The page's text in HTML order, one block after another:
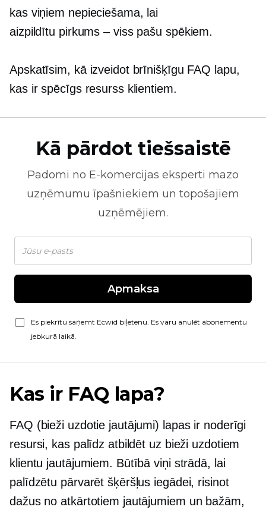
kas viņiem nepieciešama, lai
aizpildītu pirkums – visspašu spēkiem.
Apskatīsim, kā izveidot brīnišķīgu FAQ lapu,
kas ir spēcīgs resurss klientiem.
Kā pārdot tiešsaistē
Padomi no E-komercijas eksperti mazo
uzņēmumu īpašniekiem un topošajiem
uzņēmējiem.
Apmaksa
Es piekrītu saņemt Ecwid biļetenu. Es varu anulēt abonementu
jebkurā laikā.
Kas ir FAQ lapa?
FAQ (bieži uzdotie jautājumi) lapas ir noderīgi
resursi, kas palīdz atbildēt uz bieži uzdotiem
klientu jautājumiem. Būtībā viņi strādā, lai
palīdzētu pārvarēt šķēršļus iegādei, risinot
dažus no atkārtotiem jautājumiem un bažām,